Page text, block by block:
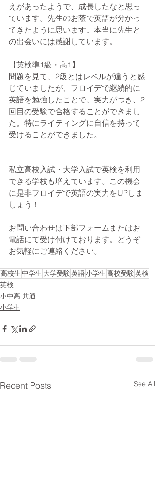
えがあったようで、成長したなと思っ
ています。先生のお蔭で英語が分かっ
てきたように思います。本当に先生と
の出会いには感謝しています。
【英検準1級・高1】
問題を見て、2級とはレベルが違うと感
じていましたが、フロイデで継続的に
英語を勉強したことで、実力がつき、2
回目の受験で合格することができまし
た。特にライティングに自信を持って
受けることができました。
私立高校入試・大学入試で英検を利用
できる学校も増えています。この機会
に是非フロイデで英語の実力をUPしま
しょう！
お問い合わせは下部フォームまたはお
電話にて受け付けております。どうぞ
お気軽にご連絡ください。
高校生中学生 大学受験英語小学生高校受験英検
英検
小中高 共通
小学生
Recent Posts See All